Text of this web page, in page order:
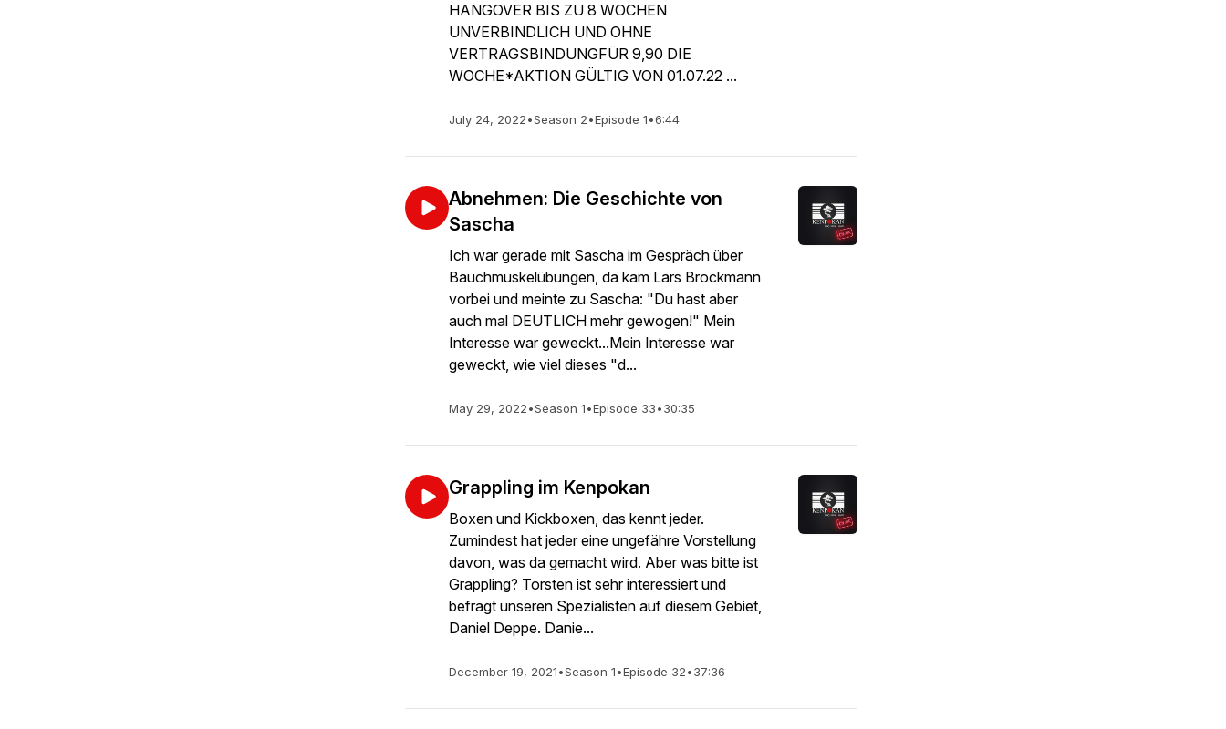
HANGOVER BIS ZU 8 WOCHEN
UNVERBINDLICH UND OHNE
VERTRAGSBINDUNGFÜR 9,90 DIE
WOCHE*AKTION GÜLTIG VON 01.07.22 ...
July 24, 2022•Season 2•Episode 1•6:44
Abnehmen: Die Geschichte von
Sascha
Ich war gerade mit Sascha im Gespräch über
Bauchmuskelübungen, da kam Lars Brockmann
vorbei und meinte zu Sascha: "Du hast aber
auch mal DEUTLICH mehr gewogen!" Mein
Interesse war geweckt...Mein Interesse war
geweckt, wie viel dieses "d...
May 29, 2022•Season 1•Episode 33•30:35
Grappling im Kenpokan
Boxen und Kickboxen, das kennt jeder.
Zumindest hat jeder eine ungefähre Vorstellung
davon, was da gemacht wird. Aber was bitte ist
Grappling? Torsten ist sehr interessiert und
befragt unseren Spezialisten auf diesem Gebiet,
Daniel Deppe. Danie...
December 19, 2021•Season 1•Episode 32•37:36